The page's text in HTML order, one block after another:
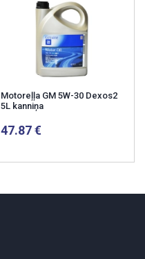
Motoreļļa GM 5W-30 Dexos2
5L kanniņa
47.87